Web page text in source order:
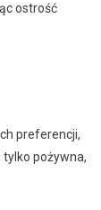
ostrość
preferencji,
tylko pożywna,